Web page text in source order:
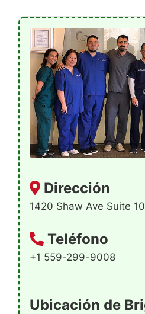
Dirección
1420 Shaw Ave Suite
Teléfono
+1 559-299-9008
Ubicación de